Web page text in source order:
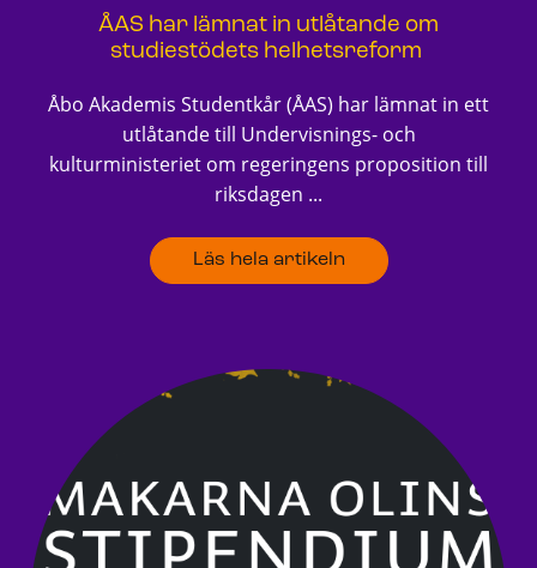
ÅAS har lämnat in utlåtande om
studiestödets helhetsreform
Åbo Akademis Studentkår (ÅAS) har lämnat in ett
utlåtande till Undervisnings- och
kulturministeriet om regeringens proposition till
riksdagen ...
Läs hela artikeln